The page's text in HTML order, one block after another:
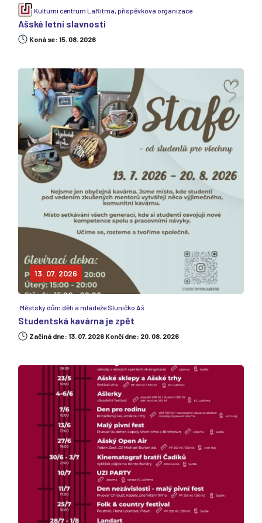
Kulturní centrum LaRitma, příspěvková organizace
Ašské letní slavnosti
Koná se: 15. 08. 2026
13. 07. 2026
Městský dům dětí a mládeže Sluníčko Aš
Studentská kavárna je zpět
Začiná dne: 13. 07. 2026 Končí dne: 20. 08. 2026